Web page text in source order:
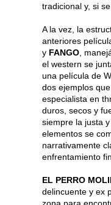
tradicional y, si
A la vez, la
anteriores
y FANGO ,
el western se
una película de
dos ejemplos
especialista en
duros, secos y
siempre la justa
elementos se
narrativamente
enfrentamiento
EL PERRO
delincuente y ex